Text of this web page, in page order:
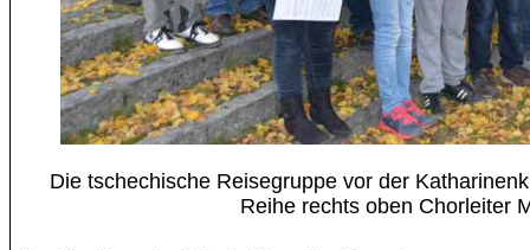
Die tschechische Reisegruppe vor der
Reihe rechts oben Chorleiter